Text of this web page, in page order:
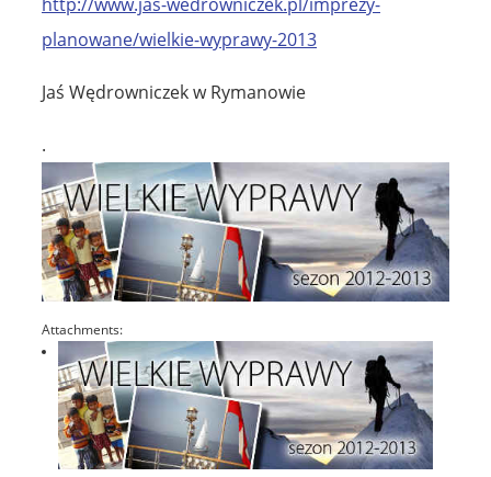
planowane/wielkie-wyprawy-2013
Jaś Wędrowniczek w Rymanowie
.
Attachments: